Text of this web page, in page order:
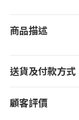
商品描述
送貨及付款方式
顧客評價